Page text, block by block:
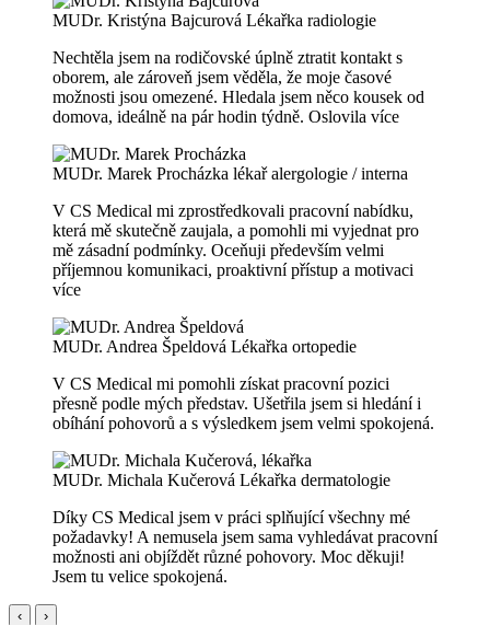
MUDr. Kristýna Bajcurová Lékařka radiologie
Nechtěla jsem na rodičovské úplně ztratit kontakt s
oborem, ale zároveň jsem věděla, že moje časové
možnosti jsou omezené. Hledala jsem něco kousek od
domova, ideálně na pár hodin týdně. Oslovila více
MUDr. Marek Procházka lékař alergologie / interna
V CS Medical mi zprostředkovali pracovní nabídku,
která mě skutečně zaujala, a pomohli mi vyjednat pro
mě zásadní podmínky. Oceňuji především velmi
příjemnou komunikaci, proaktivní přístup a motivaci
více
MUDr. Andrea Špeldová Lékařka ortopedie
V CS Medical mi pomohli získat pracovní pozici
přesně podle mých představ. Ušetřila jsem si hledání i
obíhání pohovorů a s výsledkem jsem velmi spokojená.
MUDr. Michala Kučerová Lékařka dermatologie
Díky CS Medical jsem v práci splňující všechny mé
požadavky! A nemusela jsem sama vyhledávat pracovní
možnosti ani objíždět různé pohovory. Moc děkuji!
Jsem tu velice spokojená.
‹ ›